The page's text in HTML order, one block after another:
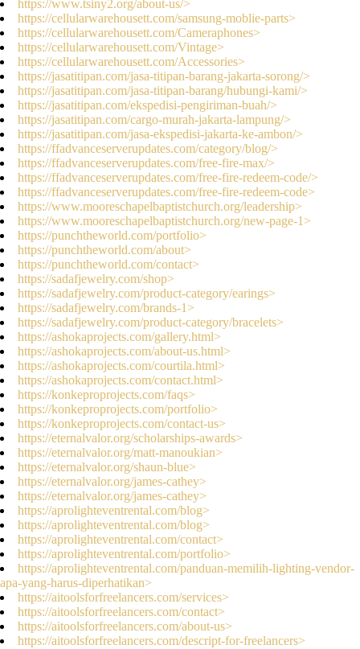
https://www.tsiny2.org/about-us/>
https://cellularwarehousett.com/samsung-moblie-parts>
https://cellularwarehousett.com/Cameraphones>
https://cellularwarehousett.com/Vintage>
https://cellularwarehousett.com/Accessories>
https://jasatitipan.com/jasa-titipan-barang-jakarta-sorong/>
https://jasatitipan.com/jasa-titipan-barang/hubungi-kami/>
https://jasatitipan.com/ekspedisi-pengiriman-buah/>
https://jasatitipan.com/cargo-murah-jakarta-lampung/>
https://jasatitipan.com/jasa-ekspedisi-jakarta-ke-ambon/>
https://ffadvanceserverupdates.com/category/blog/>
https://ffadvanceserverupdates.com/free-fire-max/>
https://ffadvanceserverupdates.com/free-fire-redeem-code/>
https://ffadvanceserverupdates.com/free-fire-redeem-code>
https://www.mooreschapelbaptistchurch.org/leadership>
https://www.mooreschapelbaptistchurch.org/new-page-1>
https://punchtheworld.com/portfolio>
https://punchtheworld.com/about>
https://punchtheworld.com/contact>
https://sadafjewelry.com/shop>
https://sadafjewelry.com/product-category/earings>
https://sadafjewelry.com/brands-1>
https://sadafjewelry.com/product-category/bracelets>
https://ashokaprojects.com/gallery.html>
https://ashokaprojects.com/about-us.html>
https://ashokaprojects.com/courtila.html>
https://ashokaprojects.com/contact.html>
https://konkeproprojects.com/faqs>
https://konkeproprojects.com/portfolio>
https://konkeproprojects.com/contact-us>
https://eternalvalor.org/scholarships-awards>
https://eternalvalor.org/matt-manoukian>
https://eternalvalor.org/shaun-blue>
https://eternalvalor.org/james-cathey>
https://eternalvalor.org/james-cathey>
https://aprolighteventrental.com/blog>
https://aprolighteventrental.com/blog>
https://aprolighteventrental.com/contact>
https://aprolighteventrental.com/portfolio>
https://aprolighteventrental.com/panduan-memilih-lighting-vendor-
apa-yang-harus-diperhatikan>
https://aitoolsforfreelancers.com/services>
https://aitoolsforfreelancers.com/contact>
https://aitoolsforfreelancers.com/about-us>
https://aitoolsforfreelancers.com/descript-for-freelancers>